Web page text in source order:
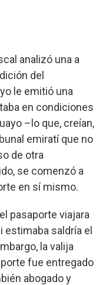
analizó una a
del
le emitió una
en condiciones
–lo que, creían,
emiratí que no
de otra
se comenzó a
en sí mismo.
pasaporte viajara
estimaba saldría el
la valija
fue entregado
abogado y